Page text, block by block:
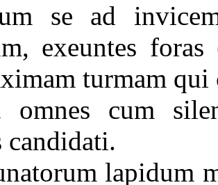
se ad
exeuntes
turmam
omnes cum
candidati.
lapidum